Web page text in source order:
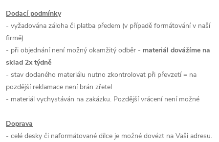
Dodací podmínky
- vyžadována záloha či platba předem (v případě formátování v naší
firmě)
- při objednání není možný okamžitý odběr - materiál dovážíme na
sklad 2x týdně
- stav dodaného materiálu nutno zkontrolovat při převzetí = na
pozdější reklamace není brán zřetel
- materiál vychystáván na zakázku. Pozdější vrácení není možné
Doprava
- celé desky či naformátované dílce je možné dovézt na Vaši adresu.